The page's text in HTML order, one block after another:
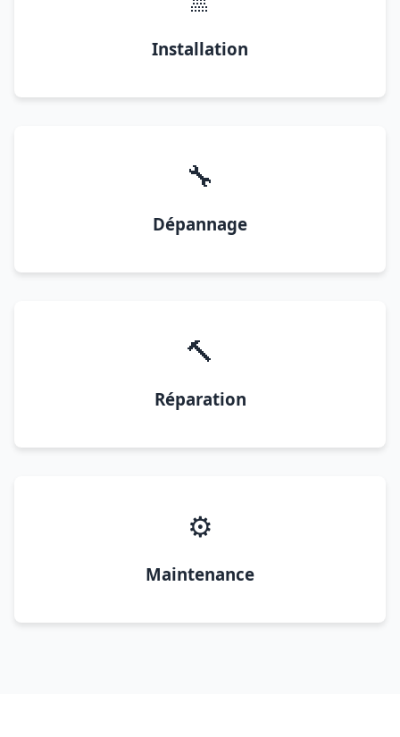
Installation
🔧
Dépannage
🔨
Réparation
⚙️
Maintenance